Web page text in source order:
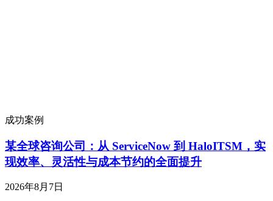
成功案例
某全球咨询公司：从 ServiceNow 到 HaloITSM，实
现效率、灵活性与成本节约的全面提升
2026年8月7日